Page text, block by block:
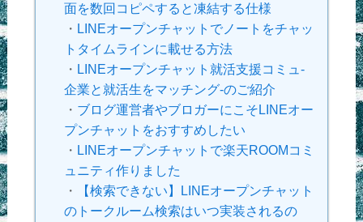
面を数回コピペすると凍結する仕様
・ LINEオープンチャットでノートをチャッ
トタイムラインに載せる方法
・ LINEオープンチャット就活支援コミュ-
企業と就活生をマッチング-のご紹介
・ ブログ運営者やブロガーにこそLINEオー
プンチャットをおすすめしたい
・ LINEオープンチャットで楽天ROOMコミ
ュニティ作りました
・
【検索できない】LINEオープンチャット
のトークルーム検索はいつ実装されるの